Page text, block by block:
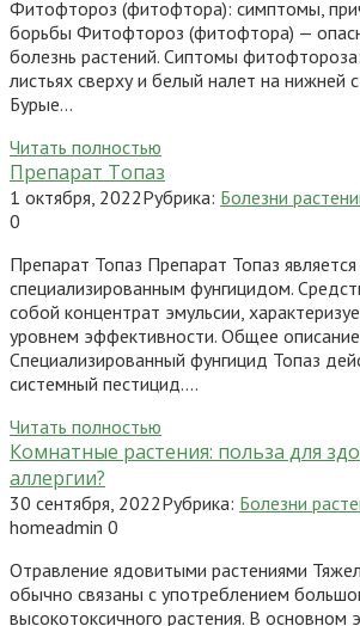
Фитофтороз (фитофтора): симптомы,
борьбы Фитофтороз (фитофтора) —
болезнь растений. Сиптомы
листьях сверху и белый налет на нижней
Бурые…
Читать полностью
Препарат Топаз
1 октября, 2022Рубрика: Болезни
0
Препарат Топаз Препарат Топаз
специализированным фунгицидом.
собой концентрат эмульсии,
уровнем эффективности. Общее описание
Специализированный фунгицид Топаз
системный пестицид….
Читать полностью
Комнатные растения: польза для
аллергии?
30 сентября, 2022Рубрика: Болезни
homeadmin 0
Отравление ядовитыми растениями
обычно связаны с употреблением
высокотоксичного растения. В основном